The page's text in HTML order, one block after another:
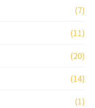
(7)
(11)
(20)
(14)
(1)